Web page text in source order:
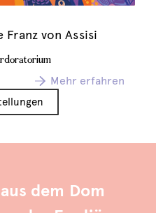
von Assisi
Mehr erfahren
dem Dom